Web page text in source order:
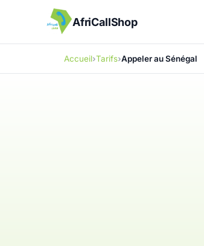
AfriCallShop
Accueil Tarifs Appeler au Sénégal